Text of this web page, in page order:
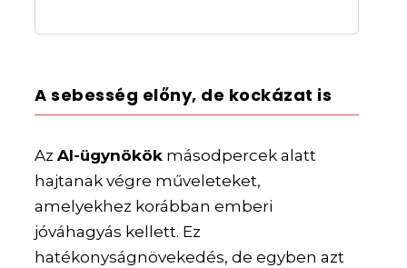
A sebesség előny, de kockázat is
AzAI-ügynökök másodpercek alatt
hajtanak végre műveleteket,
amelyekhez korábban emberi
jóváhagyás kellett. Ez
hatékonyságnövekedés, de egyben azt